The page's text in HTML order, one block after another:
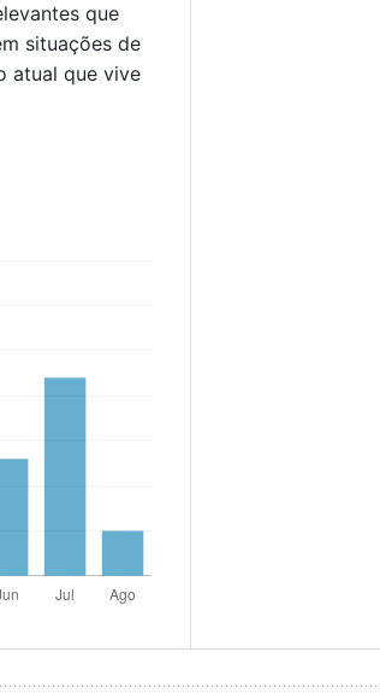
que
situações de
atual que vive